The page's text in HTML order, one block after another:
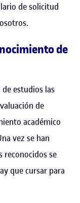
de solicitud
de
estudios las
de
académico
vez se han
reconocidos se
que cursar para